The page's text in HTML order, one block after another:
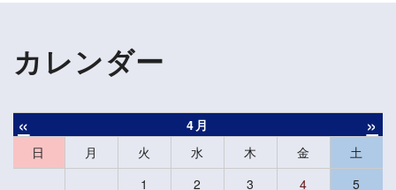
カレンダー
« 4月 »
日 月 火 水 木 金
土
1
2 3 4
5